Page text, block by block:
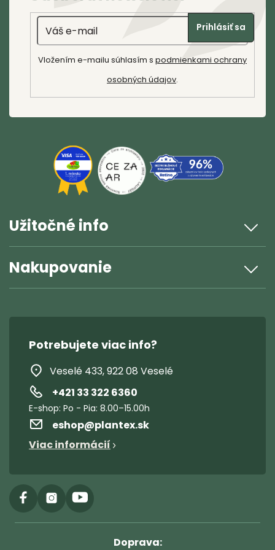
v
p
i
s
u
Email
Vložením e-mailu súhlasím s podmienkami ochrany
osobných údajov.
Prihlásiť sa
Užitočné info
Nakupovanie
Potrebujete viac info?
Veselé 433, 922 08 Veselé
eshop@plantex.sk
+421 33 322 6360
Viac informácií
Doprava: